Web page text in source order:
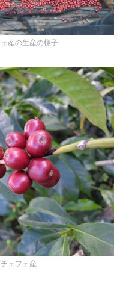
産の生産の様子
ェフェ産